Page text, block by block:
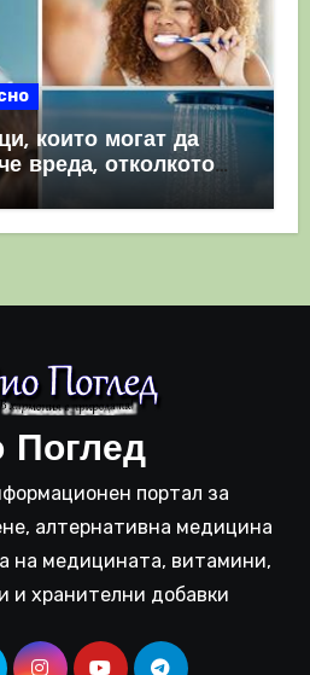
които могат да
вреда, отколкото
Поглед
портал за
алтернативна медицина
на медицината, витамини,
и хранителни добавки